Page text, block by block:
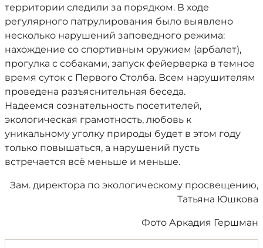
территории следили за порядком. В ходе
регулярного патрулирования было выявлено
несколько нарушений заповедного режима:
нахождение со спортивным оружием (арбалет),
прогулка с собаками, запуск фейерверка в темное
время суток с Первого Столба. Всем нарушителям
проведена разъяснительная беседа.
Надеемся сознательность посетителей,
экологическая грамотность, любовь к
уникальному уголку природы будет в этом году
только повышаться, а нарушений пусть
встречается всё меньше и меньше.
Зам. директора по экологическому просвещению,
Татьяна Юшкова
Фото Аркадия Гершман